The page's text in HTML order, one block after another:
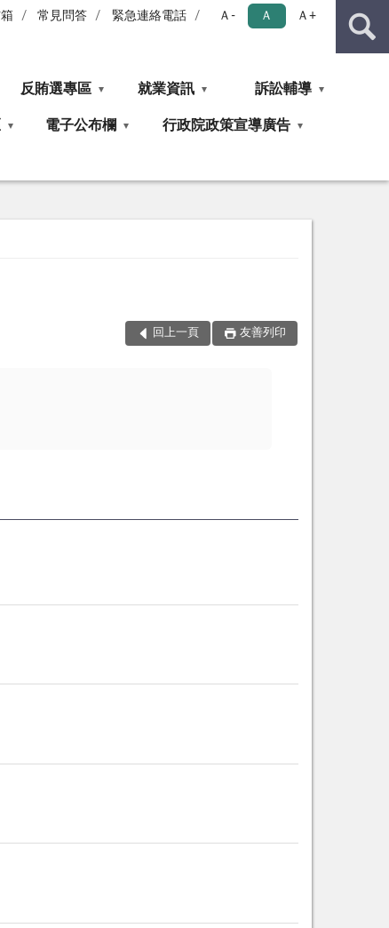
常見問答 緊急連絡電話 Ａ- Ａ Ａ+
反賄選專區 就業資訊 訴訟輔導
電子公布欄 行政院政策宣導廣告
回上一頁 友善列印